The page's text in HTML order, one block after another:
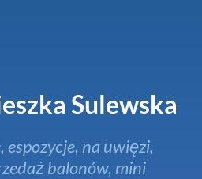
Sulewska
na uwięzi,
balonów, mini